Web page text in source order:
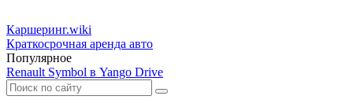
Каршеринг.wiki
Краткосрочная аренда авто
Популярное
Renault Symbol в Yango Drive